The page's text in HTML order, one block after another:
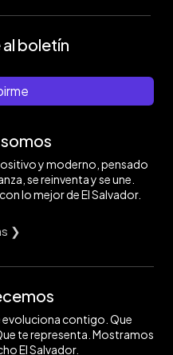
boletín
y moderno, pensado
se reinventa y se une.
lo mejor de El Salvador.
❯
contigo. Que
te representa. Mostramos
El Salvador.